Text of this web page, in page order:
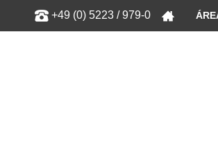
+49 (0) 5223 / 979-0